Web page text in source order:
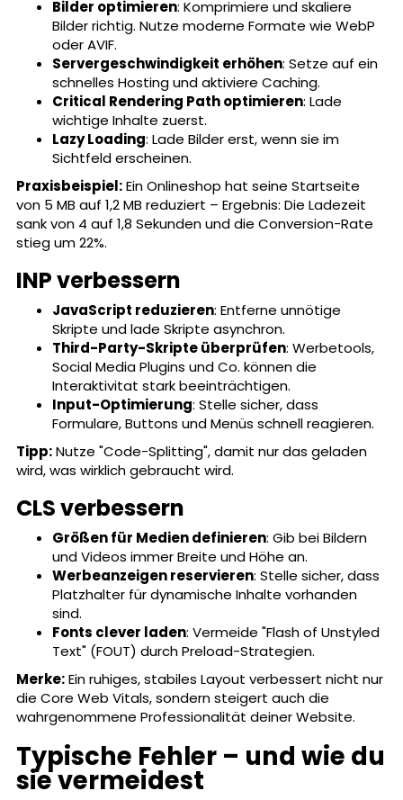
Bilder optimieren: Komprimiere und skaliere
Bilder richtig. Nutze moderne Formate wie WebP
oder AVIF.
Servergeschwindigkeit erhöhen: Setze auf ein
schnelles Hosting und aktiviere Caching.
Critical Rendering Path optimieren: Lade
wichtige Inhalte zuerst.
Lazy Loading: Lade Bilder erst, wenn sie im
Sichtfeld erscheinen.
Praxisbeispiel:Ein Onlineshop hat seine Startseite
von 5 MB auf 1,2 MB reduziert – Ergebnis: Die Ladezeit
sank von 4 auf 1,8 Sekunden und die Conversion-Rate
stieg um 22%.
INP verbessern
JavaScript reduzieren: Entferne unnötige
Skripte und lade Skripte asynchron.
Third-Party-Skripte überprüfen: Werbetools,
Social Media Plugins und Co. können die
Interaktivitat stark beeinträchtigen.
Input-Optimierung: Stelle sicher, dass
Formulare, Buttons und Menüs schnell reagieren.
Tipp:Nutze "Code-Splitting", damit nur das geladen
wird, was wirklich gebraucht wird.
CLS verbessern
Größen für Medien definieren: Gib bei Bildern
und Videos immer Breite und Höhe an.
Werbeanzeigen reservieren: Stelle sicher, dass
Platzhalter für dynamische Inhalte vorhanden
sind.
Fonts clever laden: Vermeide "Flash of Unstyled
Text" (FOUT) durch Preload-Strategien.
Merke:Ein ruhiges, stabiles Layout verbessert nicht nur
die Core Web Vitals, sondern steigert auch die
wahrgenommene Professionalität deiner Website.
Typische Fehler – und wie du
sie vermeidest